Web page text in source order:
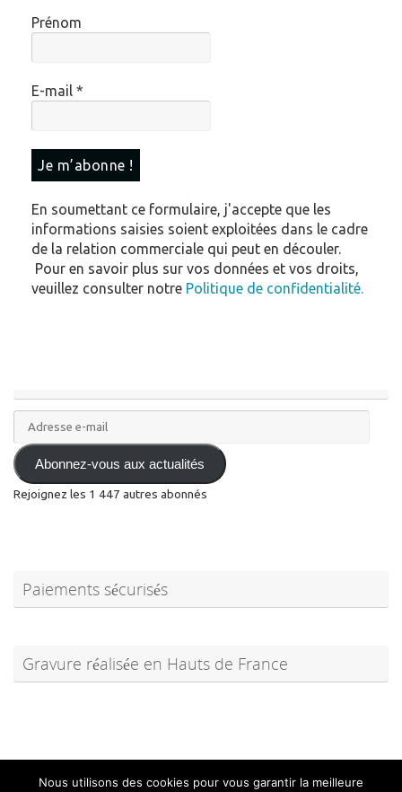
E-mail*
En soumettant ce formulaire, j'accepte que les
informations saisies soient exploitées dans le cadre
Pour en savoir plus sur vos données et vos droits,
veuillez consulter notrePolitique de confidentialité.
Abonnez-vous aux actualités
Rejoignez les 1 447 autres abonnés
Gravure réalisée en Hauts de France
Nous utilisons des cookies pour vous garantir la meilleure